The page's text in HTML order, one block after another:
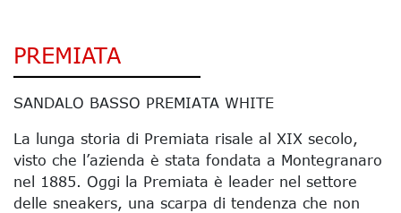
PREMIATA
SANDALO BASSO PREMIATA WHITE
La lunga storia di Premiata risale al XIX secolo,
visto che l’azienda è stata fondata a Montegranaro
nel 1885. Oggi la Premiata è leader nel settore
delle sneakers, una scarpa di tendenza che non